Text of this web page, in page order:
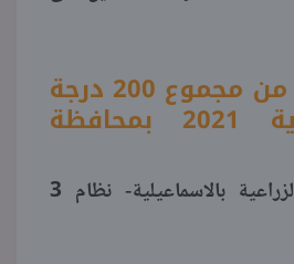
مدارس تقبل من مجموع 200 درجة
بعد الإعدادية 2021 بمحافظة
المدرسة الثانوية الزراعية بالاسماعيلية- نظام 3